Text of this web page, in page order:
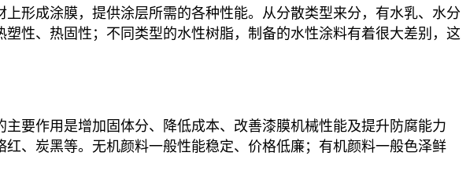
形成涂膜，提供涂层所需的各种性能。从分散类型来分，有水乳、水分
性、热固性；不同类型的水性树脂，制备的水性涂料有着很大差别，这
要作用是增加固体分、降低成本、改善漆膜机械性能及提升防腐能力
、炭黑等。无机颜料一般性能稳定、价格低廉；有机颜料一般色泽鲜